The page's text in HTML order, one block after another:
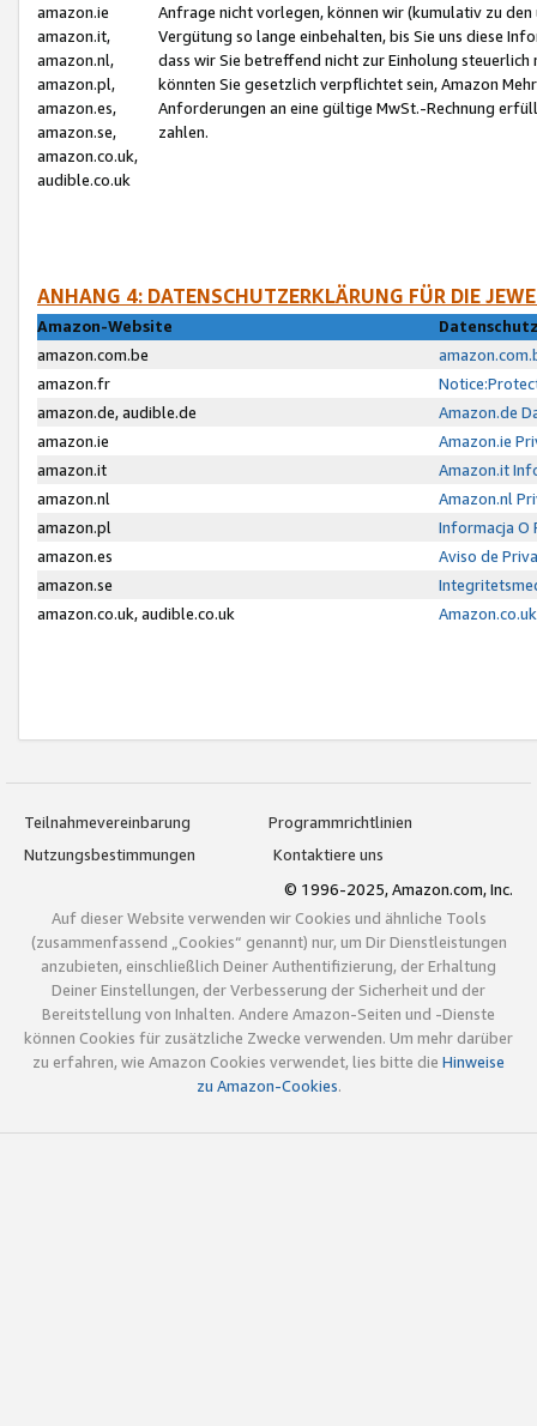
amazon.ie
amazon.it,
amazon.nl,
amazon.pl,
amazon.es,
amazon.se,
amazon.co.uk,
audible.co.uk
Anfrage nicht vorlegen, können wir (kumulativ zu
Vergütung so lange einbehalten, bis Sie uns diese
dass wir Sie betreffend nicht zur Einholung
könnten Sie gesetzlich verpflichtet sein, Amazon
Anforderungen an eine gültige MwSt.-Rechnung
zahlen.
ANHANG 4: DATENSCHUTZERKLÄRUNG FÜR DIE
Amazon-Website
amazon.com.be
amazon.fr
amazon.de, audible.de
Amazon.de
amazon.ie
Amazon.ie
amazon.it
Amazon.it
amazon.nl
Amazon.nl
amazon.pl
Informacja O
amazon.es
Aviso de
amazon.se
amazon.co.uk, audible.co.uk
Teilnahmevereinbarung
Programmrichtlinien
Nutzungsbestimmungen
Kontaktiere uns
© 1996-2025, Amazon.com, Inc.
Auf dieser Website verwenden wir Cookies und ähnliche Tools
(zusammenfassend „Cookies“ genannt) nur, um Dir Dienstleistungen
anzubieten, einschließlich Deiner Authentifizierung, der Erhaltung
Deiner Einstellungen, der Verbesserung der Sicherheit und der
Bereitstellung von Inhalten. Andere Amazon-Seiten und -Dienste
können Cookies für zusätzliche Zwecke verwenden. Um mehr darüber
zu erfahren, wie Amazon Cookies verwendet, lies bitte die Hinweise
zu Amazon-Cookies.